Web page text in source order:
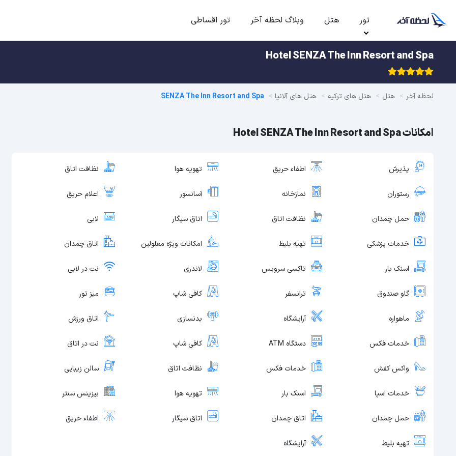
تور هتل وبلاگ لحظه آخر تور اقساطی
Hotel SENZA The Inn Resort and Spa
لحظه آخر هتل هتل های ترکیه هتل های آلانیا SENZA The Inn Resort and Spa
امکانات Hotel SENZA The Inn Resort and Spa
پذیرش اطفاء حریق تهویه هوا نظافت اتاق
رستوران نمازخانه آسانسور اعلام حریق
حمل چمدان نظافت اتاق اتاق سیگار لابی
خدمات پزشکی تهیه بلیط امکانات ویژه معلولین اتاق چمدان
اسنک بار تاکسی سرویس لاندری نت در لابی
گاو صندوق ترانسفر کافی شاپ میز تور
ماهواره آرایشگاه بدنسازی اتاق ورزش
خدمات فکس دستگاه ATM کافی شاپ نت در اتاق
واکس کفش خدمات فکس نظافت اتاق سالن زیبایی
خدمات اسپا اسنک بار تهویه هوا بیزینس سنتر
حمل چمدان اتاق چمدان اتاق سیگار اطفاء حریق
تهیه بلیط آرایشگاه